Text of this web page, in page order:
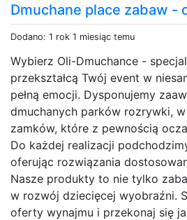
Dmuchane place zabaw -
Dodano: 1 rok 1 miesiąc temu
Wybierz Oli-Dmuchance -
przekształcą Twój event w
pełną emocji. Dysponujemy
dmuchanych parków rozrywki,
zamków, które z pewnością
Do każdej realizacji
oferując rozwiązania
Nasze produkty to nie tylko
w rozwój dziecięcej wyobraźni.
oferty wynajmu i przekonaj się